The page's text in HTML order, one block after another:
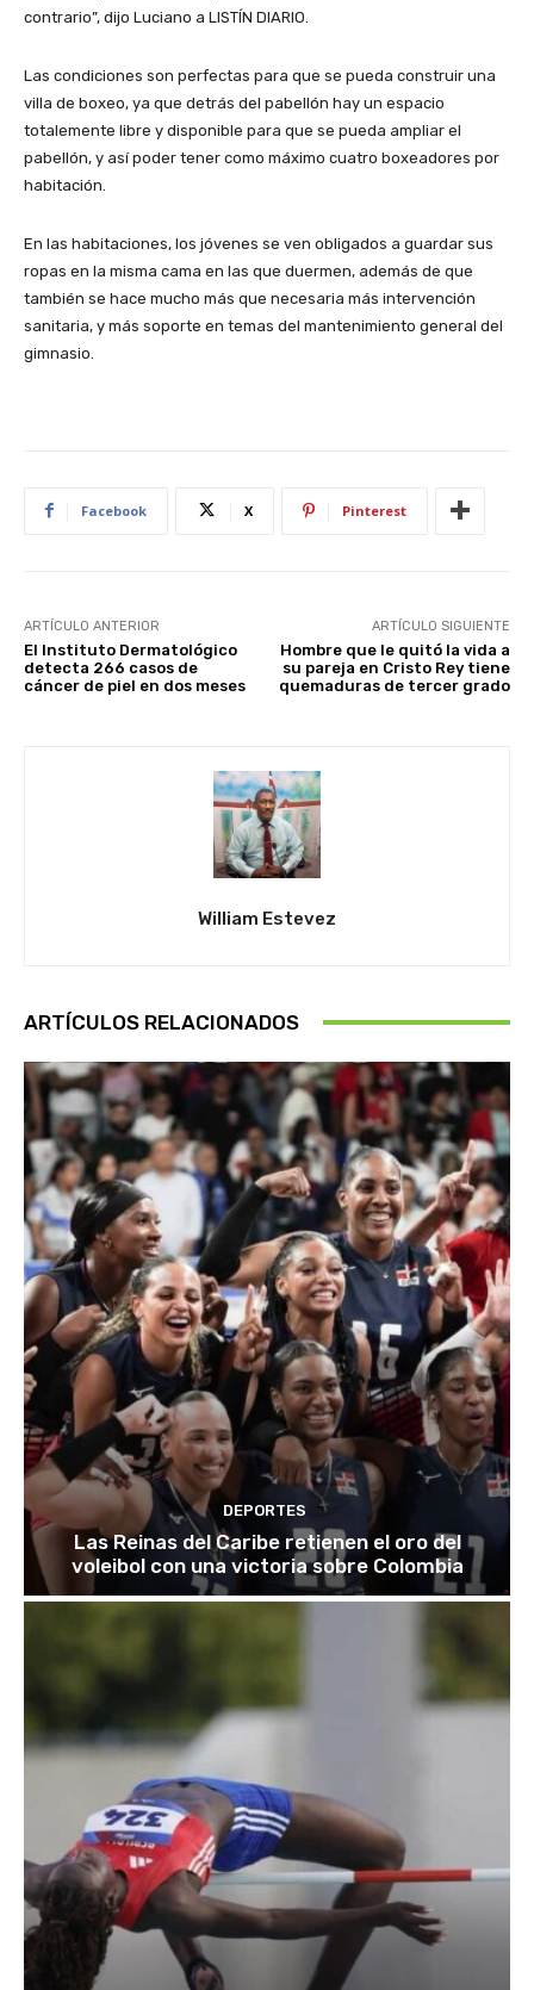
contrario”, dijo Luciano a LISTÍN DIARIO.
Las condiciones son perfectas para que se pueda construir una
villa de boxeo, ya que detrás del pabellón hay un espacio
totalemente libre y disponible para que se pueda ampliar el
pabellón, y así poder tener como máximo cuatro boxeadores por
habitación.
En las habitaciones, los jóvenes se ven obligados a guardar sus
ropas en la misma cama en las que duermen, además de que
también se hace mucho más que necesaria más intervención
sanitaria, y más soporte en temas del mantenimiento general del
gimnasio.
Facebook X Pinterest
ARTÍCULO ANTERIOR
El Instituto Dermatológico
detecta 266 casos de
cáncer de piel en dos meses
ARTÍCULO SIGUIENTE
Hombre que le quitó la vida a
su pareja en Cristo Rey tiene
quemaduras de tercer grado
William Estevez
ARTÍCULOS RELACIONADOS
DEPORTES
Las Reinas del Caribe retienen el oro del
voleibol con una victoria sobre Colombia